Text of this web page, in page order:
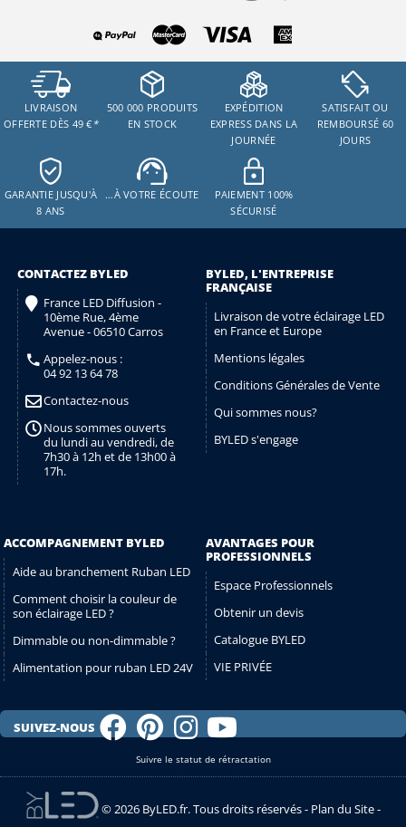
LIVRAISON
OFFERTE DÈS 49 € *
500 000 PRODUITS
EN STOCK
EXPÉDITION
EXPRESS DANS LA
JOURNÉE
SATISFAIT OU
REMBOURSÉ 60
JOURS
GARANTIE JUSQU'À
8 ANS
…À VOTRE ÉCOUTE
PAIEMENT 100%
SÉCURISÉ
CONTACTEZ BYLED
France LED Diffusion -
10ème Rue, 4ème
Avenue - 06510 Carros
Appelez-nous :
04 92 13 64 78
Contactez-nous
Nous sommes ouverts
du lundi au vendredi, de
7h30 à 12h et de 13h00 à
17h.
BYLED, L'ENTREPRISE
FRANÇAISE
Livraison de votre éclairage LED
en France et Europe
Mentions légales
Conditions Générales de Vente
Qui sommes nous?
BYLED s'engage
ACCOMPAGNEMENT BYLED
Aide au branchement Ruban LED
Comment choisir la couleur de
son éclairage LED ?
Dimmable ou non-dimmable ?
Alimentation pour ruban LED 24V
AVANTAGES POUR
PROFESSIONNELS
Espace Professionnels
Obtenir un devis
Catalogue BYLED
VIE PRIVÉE
SUIVEZ-NOUS
Suivre le statut de rétractation
© 2026 ByLED.fr. Tous droits réservés - Plan du Site-